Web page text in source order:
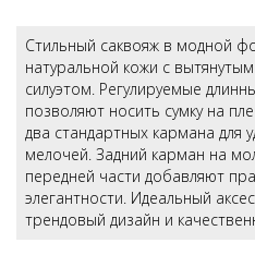
Стильный саквояж в модной
натуральной кожи с
силуэтом. Регулируемые
позволяют носить сумку на
два стандартных кармана для
мелочей. Задний карман на
передней части добавляют
элегантности. Идеальный
трендовый дизайн и